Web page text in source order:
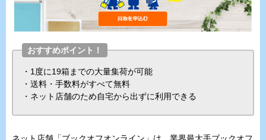
おすすめポイント！
・1度に19箱までの大量集荷が可能
・送料・手数料がすべて無料
・ネット店舗のため自宅から出ずに利用できる